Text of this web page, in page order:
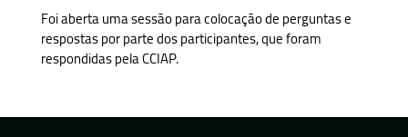
Foi aberta uma sessão para colocação de perguntas e
respostas por parte dos participantes, que foram
respondidas pela CCIAP.